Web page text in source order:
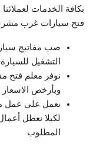
بكافة الخدمات
فتح سيارات غرب
صب مفاتيح
التشغيل للسيارة
نوفر معلم فتح
وبأرخص الاسعار
نعمل على عمل
لكيلا نعطل
المطلوب